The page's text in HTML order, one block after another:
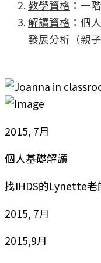
教學資格 ：一
解讀資格 ：個
發展分析（親子
2015, 7月
個人基礎解讀
找IHDS的Lynette老
2015, 7月
2015,9月